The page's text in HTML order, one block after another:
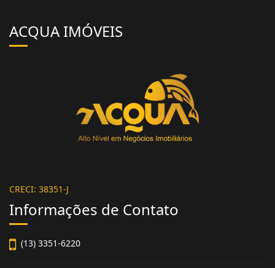
ACQUA IMÓVEIS
CRECI: 38351-J
Informações de Contato
(13) 3351-6220